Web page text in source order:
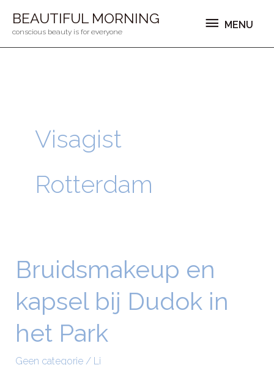
naarBEAUTIFUL MORNING
conscious beauty is for everyone
MENU
MENU
Visagist
Rotterdam
Bruidsmakeup en
kapsel bij Dudok in
het Park
Geen categorie/ Li
Bruidsmakeup
en
kapsel
Dudok